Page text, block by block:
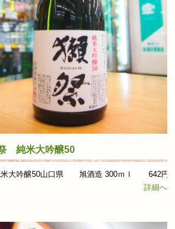
純米大吟醸50
大吟醸50山口県 旭酒造 300ｍｌ 642円 ...
詳細へ